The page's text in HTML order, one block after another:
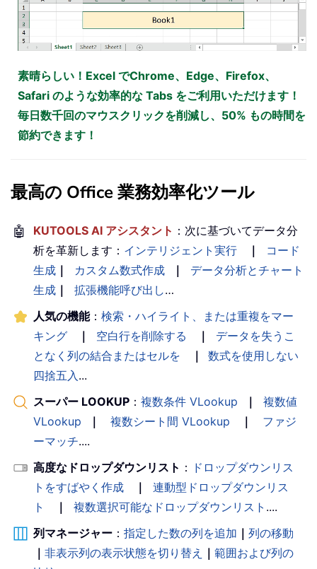
素晴らしい！Excel でChrome、Edge、Firefox、
Safari のような効率的な Tabs をご利用いただけます！
毎日数千回のマウスクリックを削減し、50% もの時間を
節約できます！
最高の Office 業務効率化ツール
🤖 KUTOOLS AI アシスタント ：次に基づいてデータ分
析を革新します： インテリジェント実行 ｜
コード
生成 ｜ カスタム数式作成 ｜
データ分析とチャート
生成 ｜ 拡張機能呼び出し…
人気の機能： 検索・ハイライト、または重複をマー
キング
｜ 空白行を削除する ｜
データを失うこ
となく列の結合またはセルを
｜
数式を使用しない
四捨五入 ...
スーパー LOOKUP ： 複数条件 VLookup ｜
複数値
VLookup
｜ 複数シート間 VLookup ｜
ファジ
ーマッチ....
高度なドロップダウンリスト ： ドロップダウンリス
トをすばやく作成
｜
連動型ドロップダウンリス
ト
｜ 複数選択可能なドロップダウンリスト ....
列マネージャー ： 指定した数の列を追加 ｜ 列の移動
｜ 非表示列の表示状態を切り替え ｜ 範囲および列の